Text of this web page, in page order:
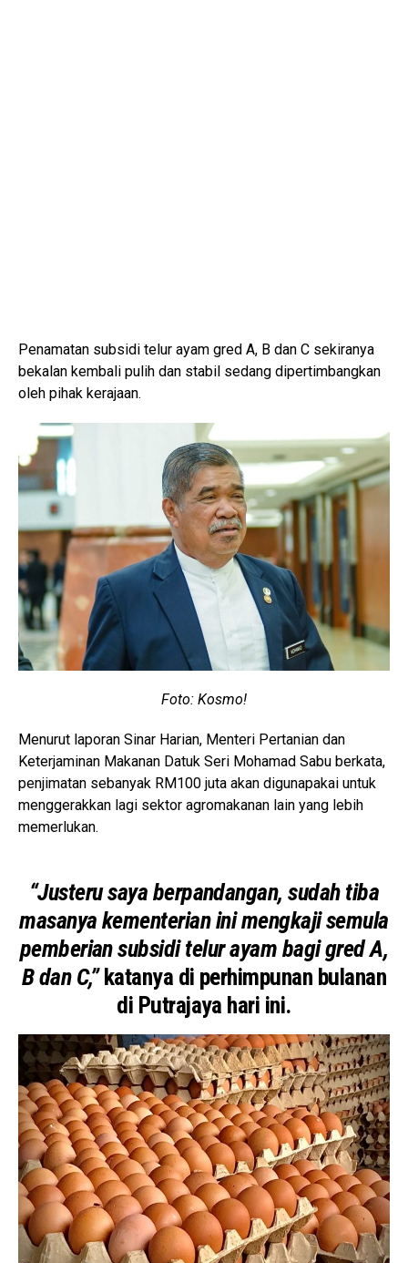
Penamatan subsidi telur ayam gred A, B dan C sekiranya
bekalan kembali pulih dan stabil sedang dipertimbangkan
oleh pihak kerajaan.
Foto: Kosmo!
Menurut laporan Sinar Harian, Menteri Pertanian dan
Keterjaminan Makanan Datuk Seri Mohamad Sabu berkata,
penjimatan sebanyak RM100 juta akan digunapakai untuk
menggerakkan lagi sektor agromakanan lain yang lebih
memerlukan.
“Justeru saya berpandangan, sudah tiba
masanya kementerian ini mengkaji semula
pemberian subsidi telur ayam bagi gred A,
B dan C,”katanya di perhimpunan bulanan
di Putrajaya hari ini.